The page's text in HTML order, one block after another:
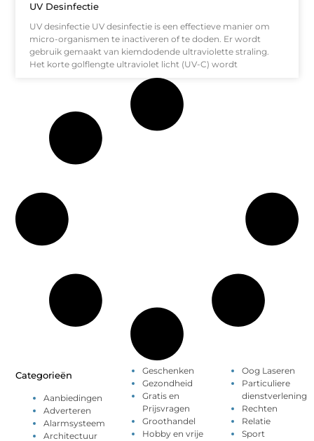
UV Desinfectie
UV desinfectie UV desinfectie is een effectieve manier om
micro-organismen te inactiveren of te doden. Er wordt
gebruik gemaakt van kiemdodende ultraviolette straling.
Het korte golflengte ultraviolet licht (UV-C) wordt
Categorieën
Aanbiedingen
Adverteren
Alarmsysteem
Architectuur
Geschenken
Gezondheid
Gratis en
Prijsvragen
Groothandel
Hobby en vrije
Oog Laseren
Particuliere
dienstverlening
Rechten
Relatie
Sport